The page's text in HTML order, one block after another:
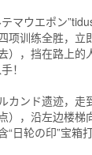
マウエポン
项训练全胜，立
），挡在路上的
！
カンド遗迹，走
），沿左边楼梯
日轮の印”宝箱